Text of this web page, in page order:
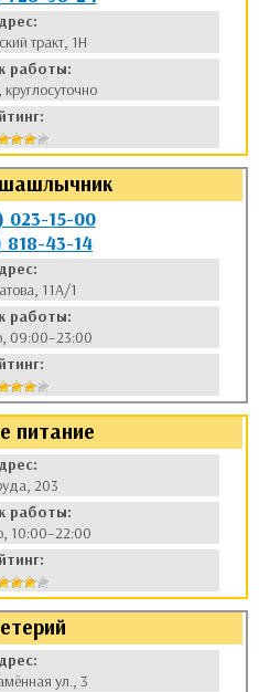
тракт, 1Н
работы:
023-15-00
818-43-14
11А/1
работы:
09:00–23:00
питание
203
работы:
10:00–22:00
ул., 3